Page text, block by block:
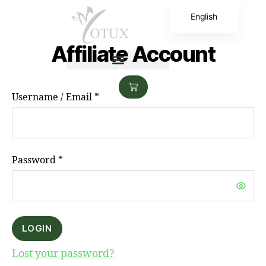
Affiliate Account
Username / Email *
Password *
LOGIN
Lost your password?
English